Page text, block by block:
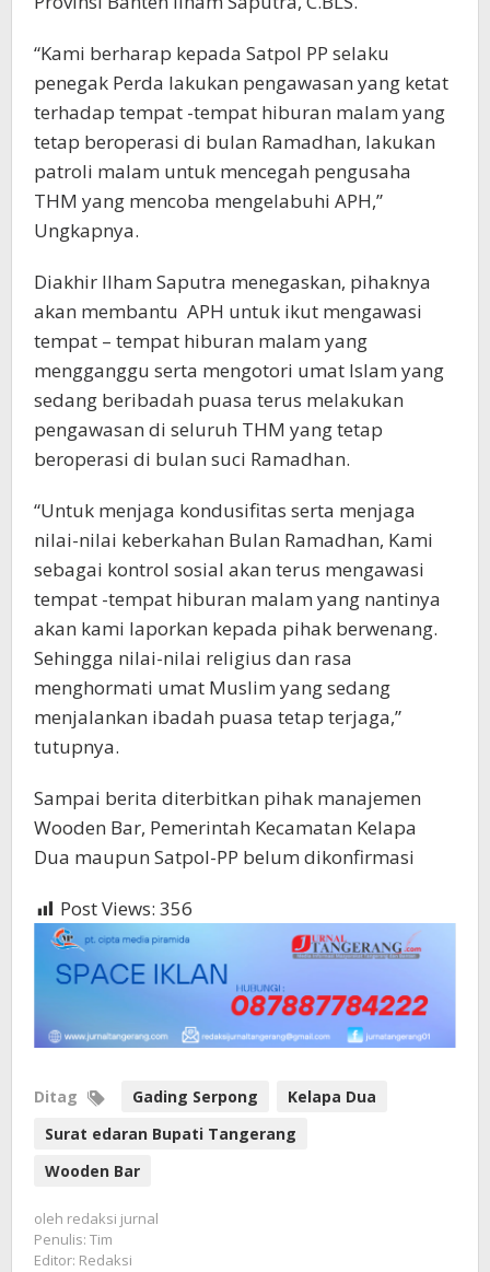
“Kami berharap kepada Satpol PP selaku
penegak Perda lakukan pengawasan yang ketat
terhadap tempat -tempat hiburan malam yang
tetap beroperasi di bulan Ramadhan, lakukan
patroli malam untuk mencegah pengusaha
THM yang mencoba mengelabuhi APH,”
Ungkapnya.
Diakhir Ilham Saputra menegaskan, pihaknya
akan membantu APH untuk ikut mengawasi
tempat – tempat hiburan malam yang
mengganggu serta mengotori umat Islam yang
sedang beribadah puasa terus melakukan
pengawasan di seluruh THM yang tetap
beroperasi di bulan suci Ramadhan.
“Untuk menjaga kondusifitas serta menjaga
nilai-nilai keberkahan Bulan Ramadhan, Kami
sebagai kontrol sosial akan terus mengawasi
tempat -tempat hiburan malam yang nantinya
akan kami laporkan kepada pihak berwenang.
Sehingga nilai-nilai religius dan rasa
menghormati umat Muslim yang sedang
menjalankan ibadah puasa tetap terjaga,”
tutupnya.
Sampai berita diterbitkan pihak manajemen
Wooden Bar, Pemerintah Kecamatan Kelapa
Dua maupun Satpol-PP belum dikonfirmasi
Post Views: 356
Ditag Gading Serpong
Kelapa Dua
Surat edaran Bupati Tangerang
Wooden Bar
oleh redaksi jurnal
Penulis: Tim
Editor: Redaksi